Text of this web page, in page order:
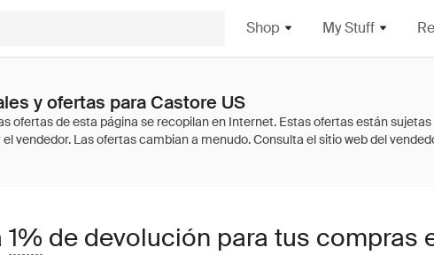
Shop My Stuff
y ofertas para Castore US
1% de devolución para tus compras